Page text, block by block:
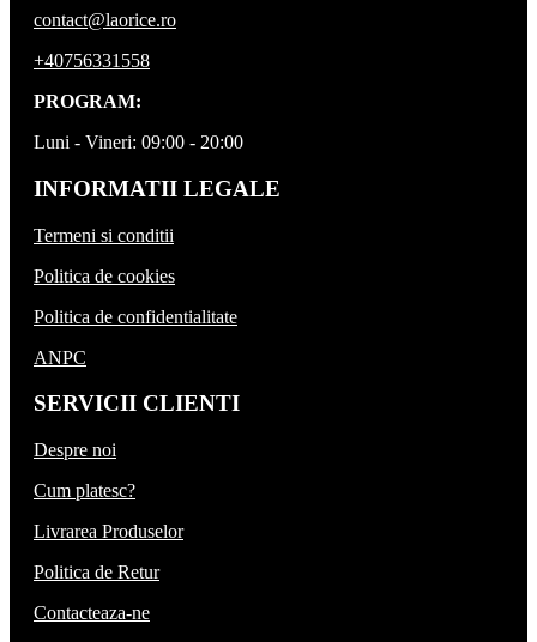
contact@laorice.ro
+40756331558
PROGRAM:
Luni - Vineri: 09:00 - 20:00
INFORMATII LEGALE
Termeni si conditii
Politica de cookies
Politica de confidentialitate
ANPC
SERVICII CLIENTI
Despre noi
Cum platesc?
Livrarea Produselor
Politica de Retur
Contacteaza-ne